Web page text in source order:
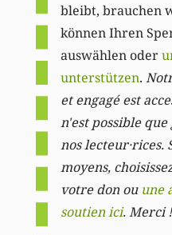
bleibt, brauchen
können Ihren
auswählen oder
unterstützen.
et engagé est
n'est possible
nos lecteur·rices.
moyens,
votre don ou une
soutien ici. Merci